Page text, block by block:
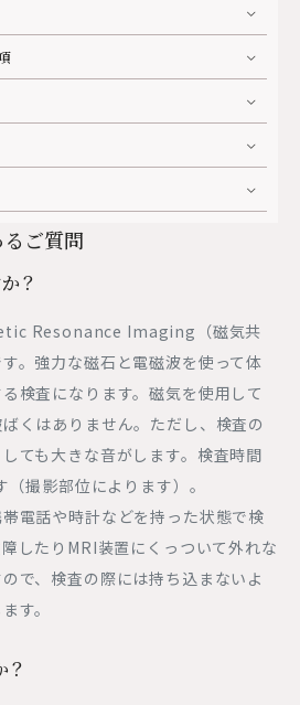
ご質問
？
Resonance Imaging（磁気共
。強力な磁石と電磁波を使って体
検査になります。磁気を使用して
くはありません。ただし、検査の
ても大きな音がします。検査時間
撮影部位によります）。
電話や時計などを持った状態で検
したりMRI装置にくっついて外れな
で、検査の際には持ち込まないよ
す。
友だち追加